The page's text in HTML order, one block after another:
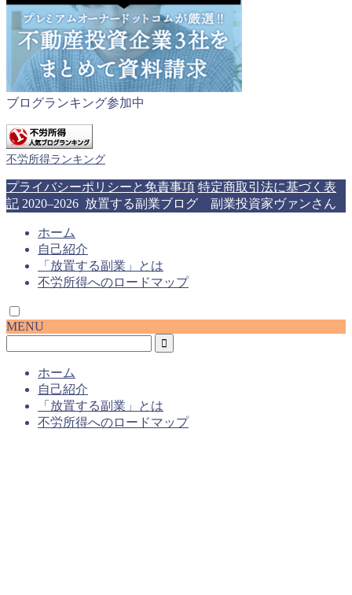
ブログランキング参加中
不労所得ランキング
プライバシーポリシーと免責事項 特定商取引法に基づく表
記 2020–2026 放置する副業ブログ 副業投資家ヴァンさん
ホーム
自己紹介
「放置する副業」とは
不労所得へのロードマップ
MENU
ホーム
自己紹介
「放置する副業」とは
不労所得へのロードマップ